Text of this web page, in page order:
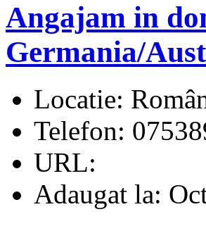
Angajam in
Germania/
Locatie:
Telefon:
URL:
Adaugat la: